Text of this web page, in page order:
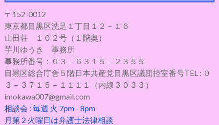
〒152-0012
東京都目黒区洗足１丁目１２－１６
山田荘 １０２号（１階奥）
芋川ゆうき 事務所
事務所番号：０３－６３１５－２３５５
目黒区総合庁舎５階日本共産党目黒区議団控室番号TEL : ０
３－３７１５－１１１１（内線３０３３）
imokawa007@gmail.com
相談会 : 毎週 火 7pm - 8pm
月第 2 火曜日は弁護士法律相談